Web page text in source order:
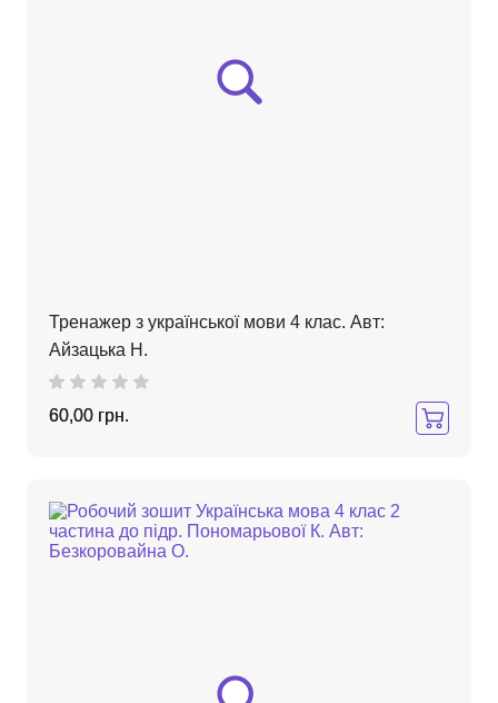
Тренажер з української мови 4 клас. Авт:
Айзацька Н.
60,00 грн.